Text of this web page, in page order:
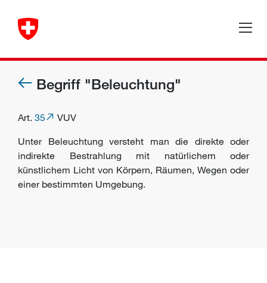
Begriff "Beleuchtung"
Art. 35
VUV
Unter Beleuchtung versteht man die direkte oder
indirekte Bestrahlung mit natürlichem oder
künstlichem Licht von Körpern, Räumen, Wegen oder
einer bestimmten Umgebung.